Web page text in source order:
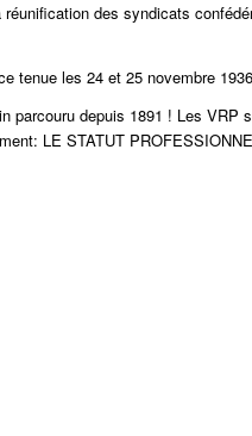
réunification des syndicats
tenue les 24 et 25 novembre
parcouru depuis 1891 ! Les VRP
LE STATUT